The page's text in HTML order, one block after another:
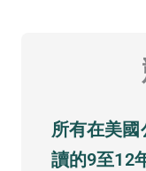
所有在美
讀的9至12